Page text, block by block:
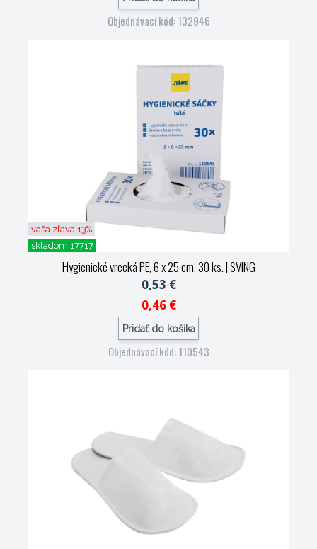
Objednávací kód: 132946
vaša zľava 13%
skladom 17717
Hygienické vrecká PE, 6 x 25 cm, 30 ks.| SVING
0,53 €
0,46 €
Pridať do košíka
Objednávací kód: 110543